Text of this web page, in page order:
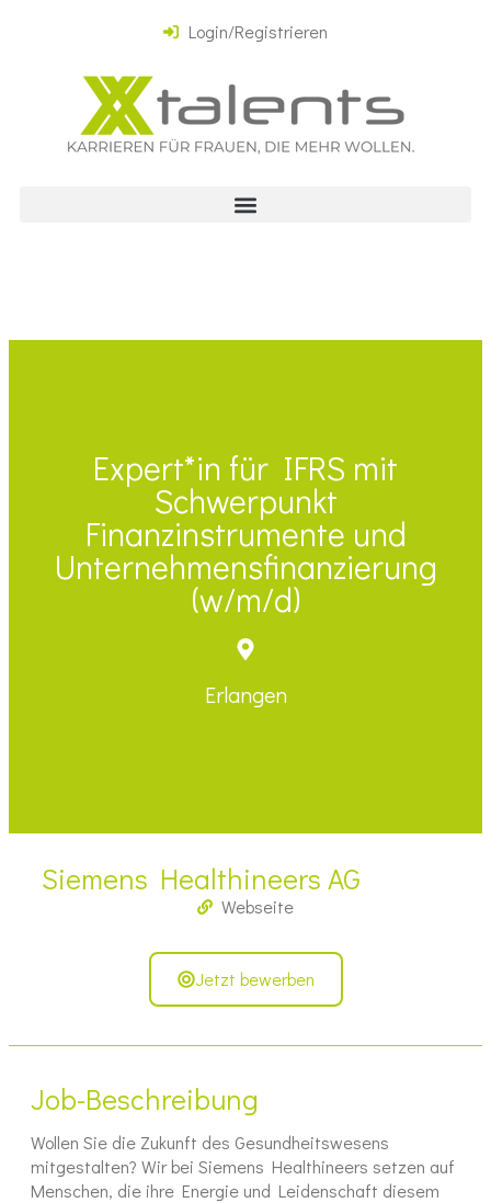
Login/Registrieren
Expert*in für IFRS mit
Schwerpunkt
Finanzinstrumente und
Unternehmensfinanzierung
(w/m/d)
Erlangen
Siemens Healthineers AG
Webseite
Jetzt bewerben
Job-Beschreibung
Wollen Sie die Zukunft des Gesundheitswesens
mitgestalten? Wir bei Siemens Healthineers setzen auf
Menschen, die ihre Energie und Leidenschaft diesem